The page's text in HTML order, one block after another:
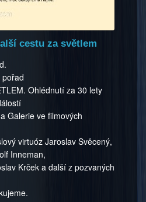
cestu za světlem
Ohlédnutí za 30 lety
Galerie ve filmových
virtuóz Jaroslav Svěcený,
Inneman,
Krček a další z pozvaných